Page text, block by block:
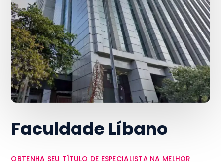
Faculdade Líbano
OBTENHA SEU TÍTULO DE ESPECIALISTA NA MELHOR